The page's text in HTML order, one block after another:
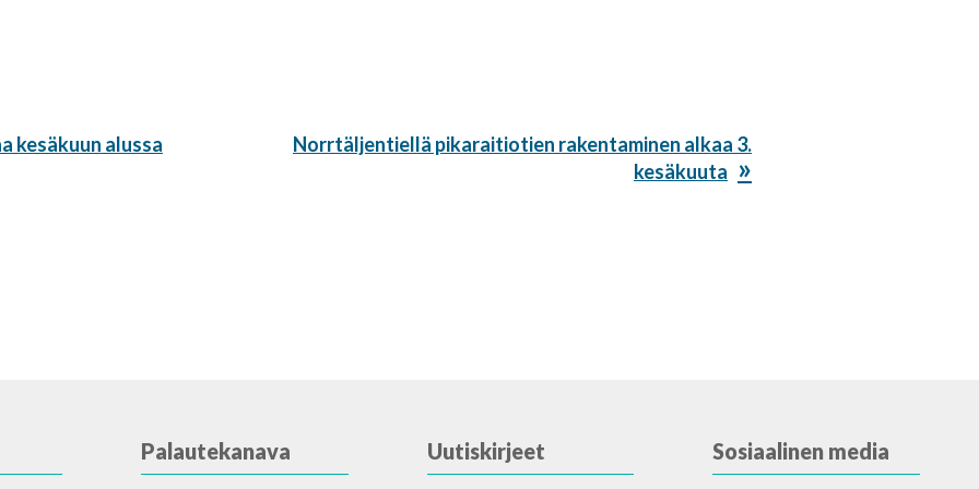
kesäkuun alussa
Seuraava
Norrtäljentiellä pikaraitiotien rakentaminen alkaa 3.
kesäkuuta
Palautekanava Uutiskirjeet Sosiaalinen media